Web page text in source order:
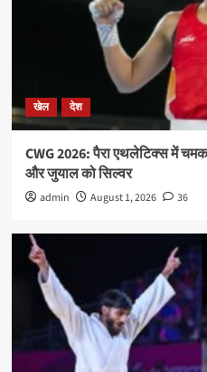
खेल देश
CWG 2026: पैरा एथलेटिक्स में
और जुयाल को सिल्वर
admin August 1, 2026 36